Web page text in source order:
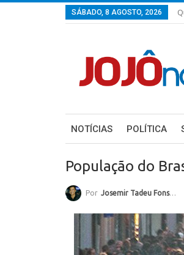
SÁBADO, 8 AGOSTO, 2026
NOTÍCIAS POLÍTICA
População do
Por Josemir Tadeu Fonseca